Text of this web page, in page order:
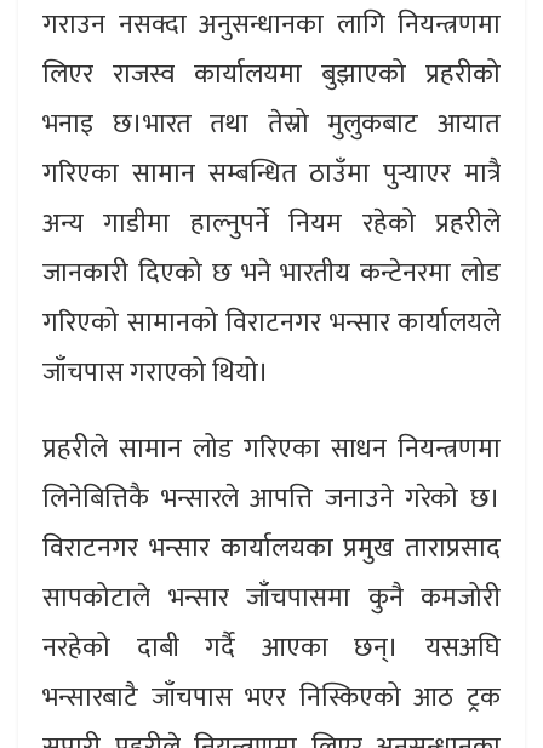
गराउन नसक्दा अनुसन्धानका लागि नियन्त्रणमा
लिएर राजस्व कार्यालयमा बुझाएको प्रहरीको
भनाइ छ।भारत तथा तेस्रो मुलुकबाट आयात
गरिएका सामान सम्बन्धित ठाउँमा पुर्‍याएर मात्रै
अन्य गाडीमा हाल्नुपर्ने नियम रहेको प्रहरीले
जानकारी दिएको छ भने भारतीय कन्टेनरमा लोड
गरिएको सामानको विराटनगर भन्सार कार्यालयले
जाँचपास गराएको थियो।
प्रहरीले सामान लोड गरिएका साधन नियन्त्रणमा
लिनेबित्तिकै भन्सारले आपत्ति जनाउने गरेको छ।
विराटनगर भन्सार कार्यालयका प्रमुख ताराप्रसाद
सापकोटाले भन्सार जाँचपासमा कुनै कमजोरी
नरहेको दाबी गर्दै आएका छन्। यसअघि
भन्सारबाटै जाँचपास भएर निस्किएको आठ ट्रक